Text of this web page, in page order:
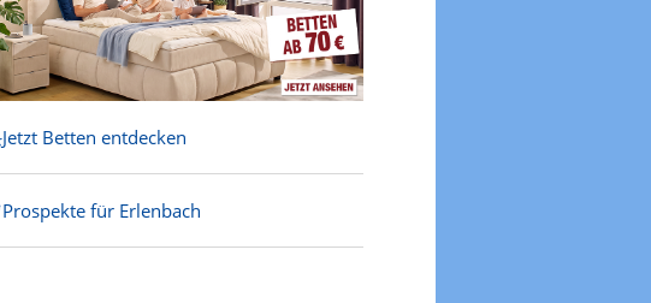
Jetzt Betten entdecken
Prospekte für Erlenbach